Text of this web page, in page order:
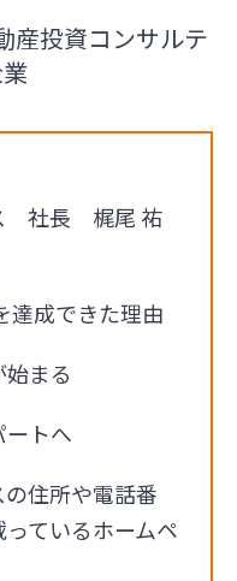
産投資コンサルテ
社長 梶尾 祐
達成できた理由
まる
トへ
住所や電話番
ているホームペ